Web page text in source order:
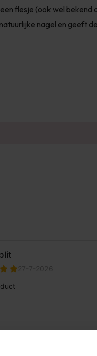
flesje (ook wel bekend
nagel en geeft